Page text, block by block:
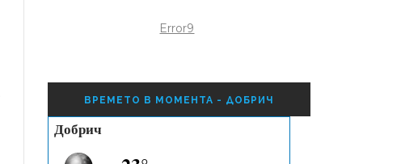
Error9
ВРЕМЕТО В МОМЕНТА - ДОБРИЧ